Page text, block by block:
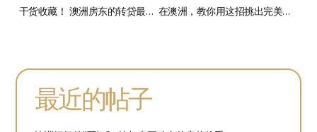
干货收藏！ 澳洲房东的转贷最佳时机揭秘
在澳洲，教你用这招挑出完美房贷申请银行！
最近的帖子